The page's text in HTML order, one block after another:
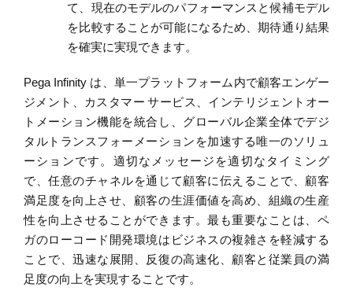
て
、現在のモデルのパフォーマンスと候補モデル
を比較することが可能になるため、期待通り結果
を確実に実現できます。
Pega Infinity は、単一プラットフォーム内で顧客エンゲー
ジメント、カスタマー サービス、インテリジェントオー
トメーション機能を統合し、グローバル企業全体でデジ
タルトランスフォーメーションを加速する唯一のソリュ
ーションです。適切なメッセージを適切なタイミング
で、任意のチャネルを通じて顧客に伝えることで、顧客
満足度を向上させ、顧客の生涯価値を高め、組織の生産
性を向上させることができます。最も重要なことは、ペ
ガのローコード開発環境はビジネスの複雑さを軽減する
ことで、迅速な展開、反復の高速化、顧客と従業員の満
足度の向上を実現することです。